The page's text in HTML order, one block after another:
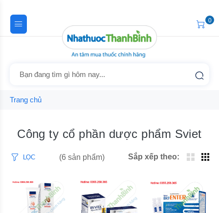
0
Trang chủ
Công ty cổ phần dược phẩm Sviet
LỌC (6 sản phẩm) Sắp xếp theo: